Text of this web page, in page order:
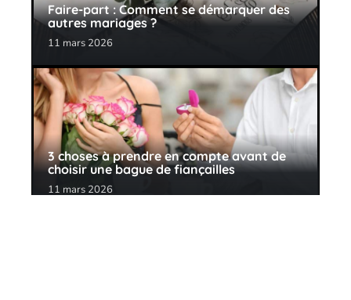
Faire-part : Comment se démarquer des
autres mariages ?
11 mars 2026
3 choses à prendre en compte avant de
choisir une bague de fiançailles
11 mars 2026